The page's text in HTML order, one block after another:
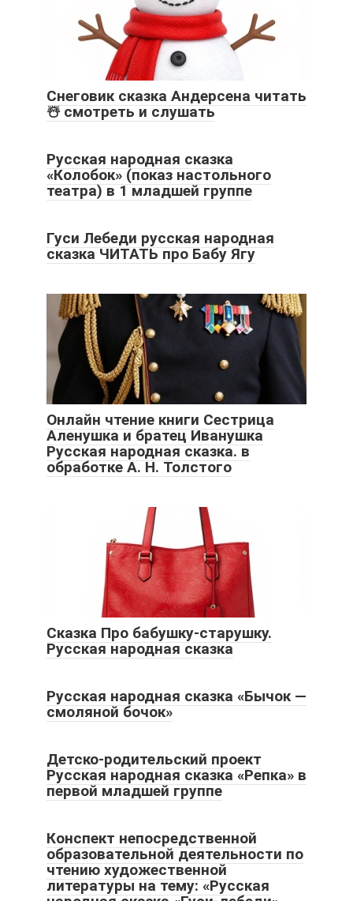
Снеговик сказка Андерсена читать
☃️ смотреть и слушать
Русская народная сказка
«Колобок» (показ настольного
театра) в 1 младшей группе
Гуси Лебеди русская народная
сказка ЧИТАТЬ про Бабу Ягу
Онлайн чтение книги Сестрица
Аленушка и братец Иванушка
Русская народная сказка. в
обработке А. Н. Толстого
Сказка Про бабушку-старушку.
Русская народная сказка
Русская народная сказка «Бычок —
смоляной бочок»
Детско-родительский проект
Русская народная сказка «Репка» в
первой младшей группе
Конспект непосредственной
образовательной деятельности по
чтению художественной
литературы на тему: «Русская